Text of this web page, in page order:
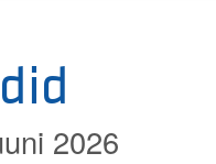
2026